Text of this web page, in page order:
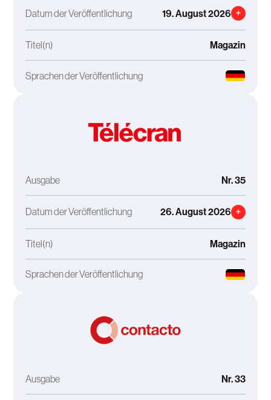
Datum der Veröffentlichung 19. August 2026 +
Titel(n) Magazin
Sprachen der Veröffentlichung
Ausgabe Nr. 35
Datum der Veröffentlichung 26. August 2026 +
Titel(n) Magazin
Sprachen der Veröffentlichung
Ausgabe Nr. 33